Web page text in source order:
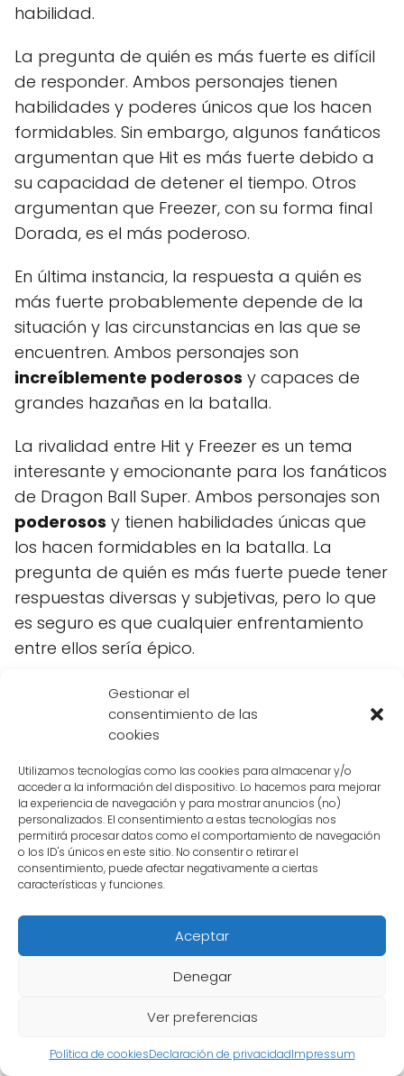
Gestionar el
consentimiento de las
cookies
Utilizamos tecnologías como las cookies para almacenar y/o
acceder a la información del dispositivo. Lo hacemos para mejorar
la experiencia de navegación y para mostrar anuncios (no)
personalizados. El consentimiento a estas tecnologías nos
permitirá procesar datos como el comportamiento de navegación
o los ID's únicos en este sitio. No consentir o retirar el
consentimiento, puede afectar negativamente a ciertas
características y funciones.
Aceptar
Denegar
Ver preferencias
Política de cookiesDeclaración de privacidadImpressum
habilidad.
La pregunta de quién es más fuerte es difícil
de responder. Ambos personajes tienen
habilidades y poderes únicos que los hacen
formidables. Sin embargo, algunos fanáticos
argumentan que Hit es más fuerte debido a
su capacidad de detener el tiempo. Otros
argumentan que Freezer, con su forma final
Dorada, es el más poderoso.
En última instancia, la respuesta a quién es
más fuerte probablemente depende de la
situación y las circunstancias en las que se
encuentren. Ambos personajes son
increíblemente poderosos y capaces de
grandes hazañas en la batalla.
La rivalidad entre Hit y Freezer es un tema
interesante y emocionante para los fanáticos
de Dragon Ball Super. Ambos personajes son
poderosos y tienen habilidades únicas que
los hacen formidables en la batalla. La
pregunta de quién es más fuerte puede tener
respuestas diversas y subjetivas, pero lo que
es seguro es que cualquier enfrentamiento
entre ellos sería épico.
Qué factores podrían
determinar quién es más
fuerte entre los dos
Para determinar quién es más fuerte entre
yFreezer, debemos analizar varios factores
clave que influyen en su poder y habilidades.
A continuación, examinaremos algunos de
estos aspectos:
1. Historial de peleas
El historial de peleas de cada personaje es un
indicador importante de su fuerza.
tiene una larga lista de batallas, habiendo